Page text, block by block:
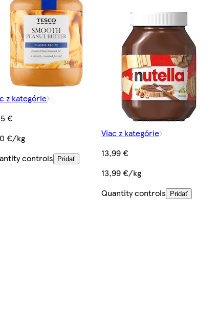
z kategórie
€
€/kg
controls
Pridať
Viac z kategórie
13,99 €
13,99 €/kg
Quantity controls
Pridať